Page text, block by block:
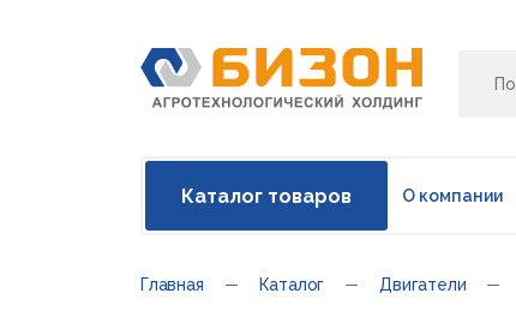
Каталог товаров О компании
Главная Каталог Двигатели